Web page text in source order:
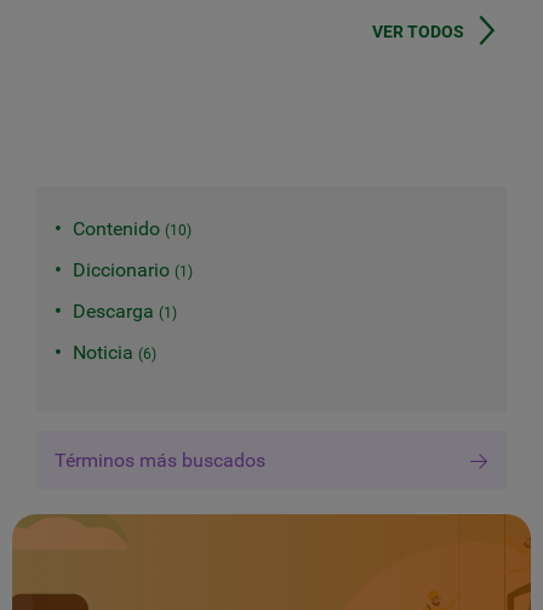
VER TODOS
Contenido 10
Diccionario 1
Descarga 1
Noticia 6
Términos más buscados